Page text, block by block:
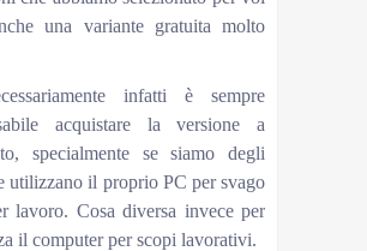
una variante gratuita molto
infatti è sempre
acquistare la versione a
specialmente se siamo degli
utilizzano il proprio PC per svago
lavoro. Cosa diversa invece per
il computer per scopi lavorativi.